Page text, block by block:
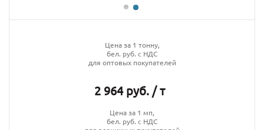
Цена за 1 тонну,
бел. руб. с НДС
для оптовых покупателей
2 964 руб. / т
Цена за 1 мп,
бел. руб. с НДС